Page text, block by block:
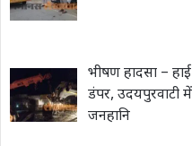
भीषण हादसा –
डंपर, उदयपुरवाटी
जनहानि